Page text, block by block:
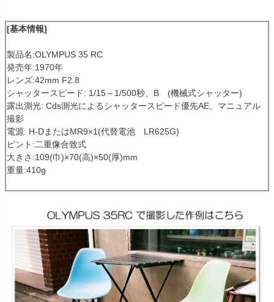
[基本情報]
製品名:OLYMPUS 35 RC
発売年:1970年
レンズ:42mm F2.8
シャッタースピード: 1/15～1/500秒、B (機械式シャッター)
露出測光: Cds測光によるシャッタースピード優先AE、マニュアル
撮影
電源: H-DまたはMR9×1(代替電池 LR625G)
ピント:二重像合致式
大きさ:109(巾)×70(高)×50(厚)mm
重量:410g